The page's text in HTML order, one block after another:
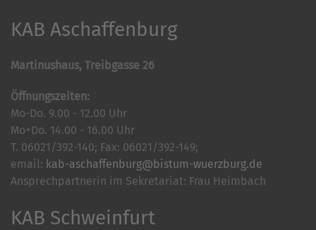
KAB Aschaffenburg
Martinushaus, Treibgasse 26
Öffnungszeiten:
Mo-Do. 9.00 - 12.00 Uhr
Mo+Do. 14.00 - 16.00 Uhr
T. 06021/392-140; Fax: 06021/392-149;
email: kab-aschaffenburg@bistum-wuerzburg.de
Ansprechpartnerin im Sekretariat: Frau Heimbach
KAB Schweinfurt